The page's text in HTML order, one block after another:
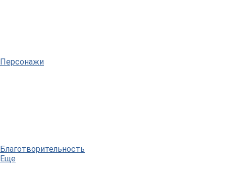
Персонажи
Благотворительность
Еще